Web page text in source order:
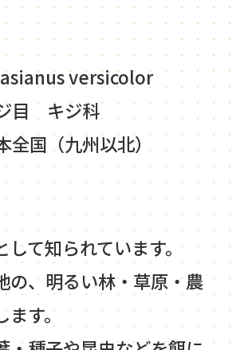
versicolor
目 キジ科
全国（九州以北）
して知られています。
の、明るい林・草原・農
す。